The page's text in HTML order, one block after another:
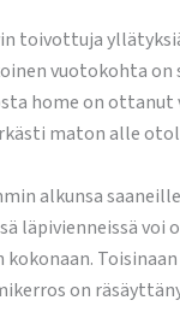
toivottuja
vuotokohta
home on
maton alle
alkunsa
läpivienneissä
on